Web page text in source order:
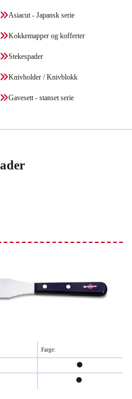
Asiacut - Japansk serie
Kokkemapper og kofferter
Stekespader
Knivholder / Knivblokk
Gavesett - stanset serie
Farge:

